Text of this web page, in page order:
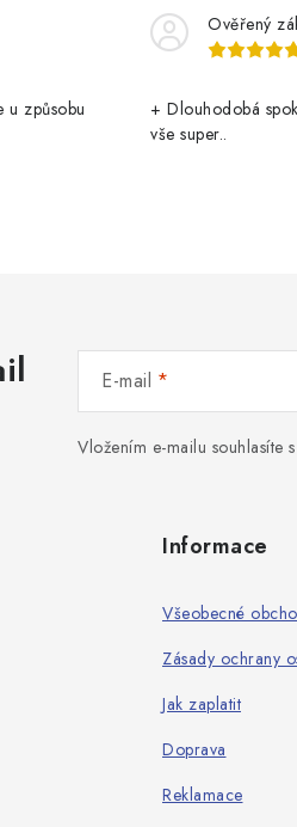
u způsobu
Ověřený
+ Dlouhodobá
vše super..
E-mail
Vložením e-mailu souhlasíte s
Informace
Všeobecné
Zásady ochrany
Jak zaplatit
Doprava
Reklamace